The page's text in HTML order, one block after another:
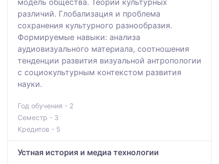
модель общества. Теории культурных
различий. Глобализация и проблема
сохранения культурного разнообразия.
Формируемые навыки: анализа
аудиовизуального материала, соотношения
тенденции развития визуальной антропологии
с социокультурным контекстом развития
науки.
Год обучения - 2
Семестр - 3
Кредитов - 5
Устная история и медиа технологии